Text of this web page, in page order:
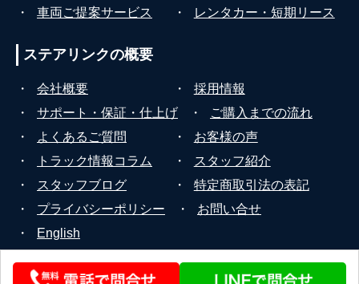
・
車両ご提案サービス ・ レンタカー・短期リース
ステアリンクの概要
・ 会社概要 ・
採用情報
・
サポート・保証・仕上げ ・
ご購入までの流れ
・
よくあるご質問 ・
お客様の声
・
トラック情報コラム ・
スタッフ紹介
・
スタッフブログ ・
特定商取引法の表記
・
プライバシーポリシー ・
お問い合せ
・
English
© 2026 STEERLINK Co.,Ltd